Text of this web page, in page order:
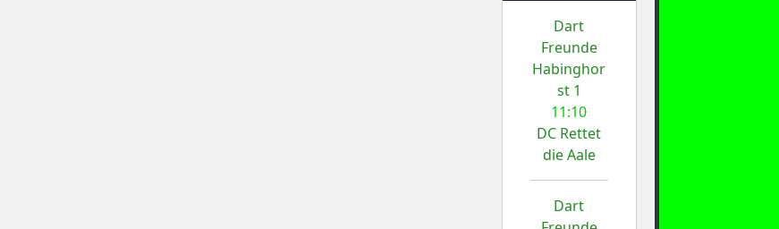
Dart
Freunde
Habinghor
st 1
11:10
DC Rettet
die Aale
Dart